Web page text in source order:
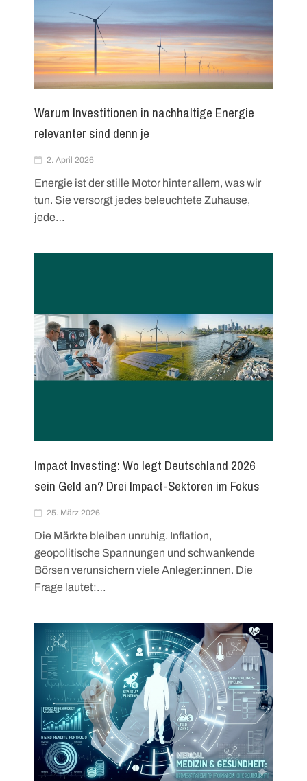
Warum Investitionen in nachhaltige Energie
relevanter sind denn je
2. April 2026
Energie ist der stille Motor hinter allem, was wir
tun. Sie versorgt jedes beleuchtete Zuhause,
jede…
Impact Investing: Wo legt Deutschland 2026
sein Geld an? Drei Impact-Sektoren im Fokus
25. März 2026
Die Märkte bleiben unruhig. Inflation,
geopolitische Spannungen und schwankende
Börsen verunsichern viele Anleger:innen. Die
Frage lautet:…